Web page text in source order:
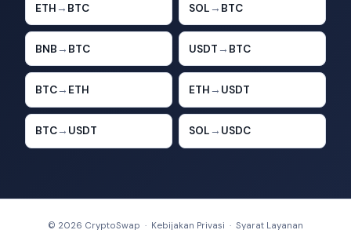
ETH → BTC SOL → BTC
BNB → BTC USDT → BTC
BTC→ ETH ETH → USDT
BTC→ USDT SOL → USDC
© 2026 CryptoSwap · Kebijakan Privasi · Syarat Layanan